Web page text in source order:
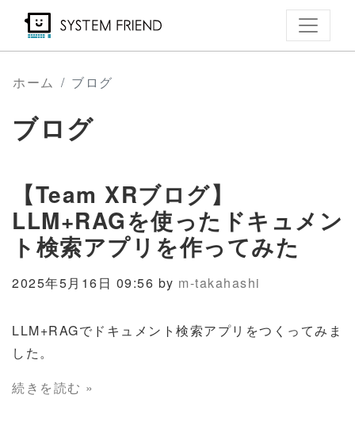
ン
コ
移
動
ホーム ブログ
ブログ
【Team XRブログ】
LLM+RAGを使ったドキュメン
ト検索アプリを作ってみた
2025年5月16日 09:56 by m-takahashi
LLM+RAGでドキュメント検索アプリをつくってみま
した。
続きを読む »